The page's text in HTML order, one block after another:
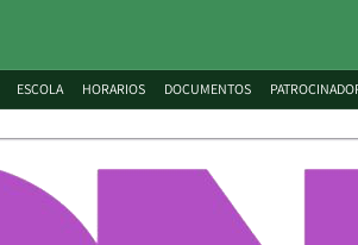
ESCOLA HORARIOS DOCUMENTOS